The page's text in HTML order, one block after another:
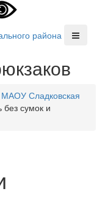
МАОУ Сладковская
без сумок и